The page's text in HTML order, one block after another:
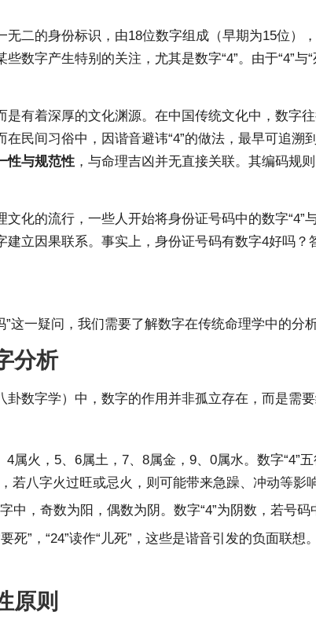
二的身份标识，由18位数字组成（早期为15位
数字产生特别的关注，尤其是数字“4”。由于“4”
有着深厚的文化渊源。 在中国传统文化中，数字
民间习俗中，因谐音避讳“4”的做法，最早可追溯
性与规范性 ，与命理吉凶并无直接关联。其编码规
化的流行，一些人开始将身份证号码中的数字“4”
立因果联系。事实上，身份证号码有数字4好吗
这一疑问，我们需要了解数字在传统命理学中的分
分析
数字学）中，数字的作用并非孤立存在，而是需
4属火，5、6属土，7、8属金，9、0属水。数字
若八字火过旺或忌火，则可能带来急躁、冲动等影响
中，奇数为阳，偶数为阴。数字“4”为阴数，若号
要死”，“24”读作“儿死”，这些是谐音引发的负面联
原则